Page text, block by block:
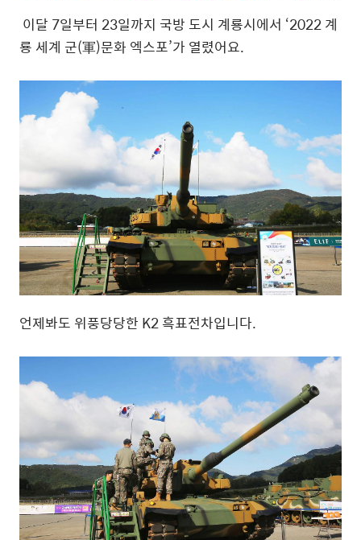
이달 7일부터 23일까지 국방 도시 계룡시에서 ‘2022계
룡 세계 군(軍)문화 엑스포’가 열렸어요.
언제봐도 위풍당당한 K2흑표전차입니다.